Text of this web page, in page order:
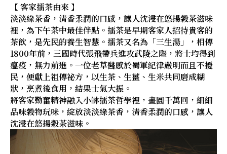
【 客家擂茶由來 】
淡淡綠茶香，清香柔潤的口感，讓人沈浸在悠揚穀茶滋味
裡，為下午茶中最佳伴點。擂茶是早期客家人招待貴客的
茶飲，是先民的養生智慧。擂茶又名為「三生湯」，相傳
1800年前，三國時代張飛帶兵進攻武陵之際，將士均得到
瘟疫，無力前進。一位老草醫感於蜀軍紀律嚴明而且不擾
民，便獻上祖傳祕方，以生茶、生薑、生米共同磨成糊
狀，烹煮後食用，結果士氣大振。
將客家勤奮精神融入小缽擂茶哲學裡，畫圓千萬回，細細
品味穀物玩味，綻放淡淡綠茶香，清香柔潤的口感，讓人
沈浸在悠揚穀茶滋味。